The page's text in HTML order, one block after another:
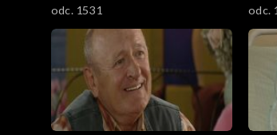
odc. 1531 odc.